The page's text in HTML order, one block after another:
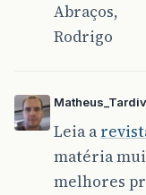
Abraços,
Rodrigo
Leia a
matéria
melhores